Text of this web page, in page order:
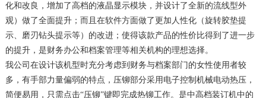
化和改良，增加了高档的液晶显示模块，并设计了全新的流线型外
观）做了全面提升；而且在软件方面做了更加人性化（旋转胶垫提
示、磨刃钻头提示等）的改进；使得该款产品的性价比得到了进一步
的提升，是财务办公和档案管理等相关机构的理想选择。
我公司在设计该机型时充分考虑到财务与档案部门的女性使用者较
多，有手部力量偏弱的特点，压铆部分采用电子控制机械电动热压，
简便易用，只需点击“压铆”键即完成热铆工作。是中高档装订机中的